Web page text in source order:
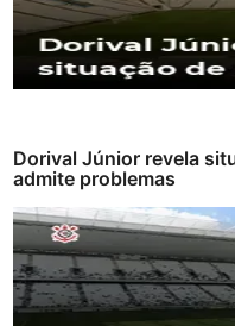
Dorival Júnior revela
admite problemas